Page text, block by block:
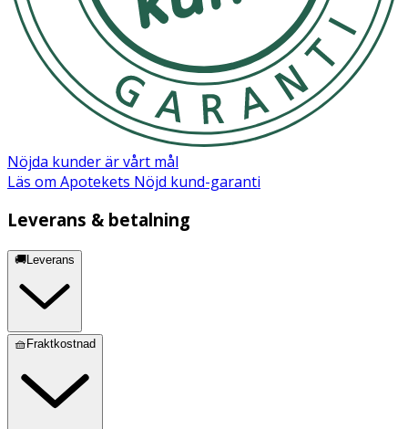
Nöjda kunder är vårt mål
Läs om Apotekets Nöjd kund-garanti
Leverans & betalning
🚚Leverans
🧺Fraktkostnad